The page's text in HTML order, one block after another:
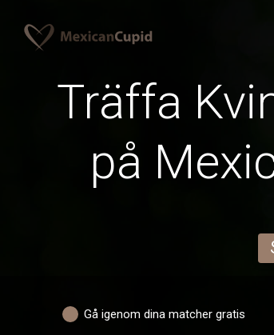
Träffa
på
Gå igenom dina matcher gratis